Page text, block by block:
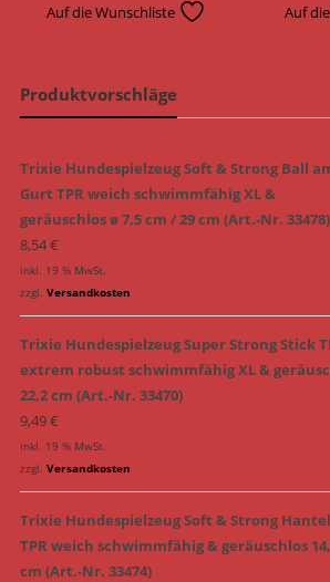
Auf die Wunschliste Auf
Produktvorschläge
Trixie Hundespielzeug Soft & Strong Ball
Gurt TPR weich schwimmfähig XL &
geräuschlos ø 7,5 cm / 29 cm (Art.-Nr. 33478)
8,54€
inkl. 19 % MwSt.
zzgl. Versandkosten
Trixie Hundespielzeug Super Strong Stick
extrem robust schwimmfähig XL &
22,2 cm (Art.-Nr. 33470)
9,49€
inkl. 19 % MwSt.
zzgl. Versandkosten
Trixie Hundespielzeug Soft & Strong Hantel
TPR weich schwimmfähig & geräuschlos
cm (Art.-Nr. 33474)